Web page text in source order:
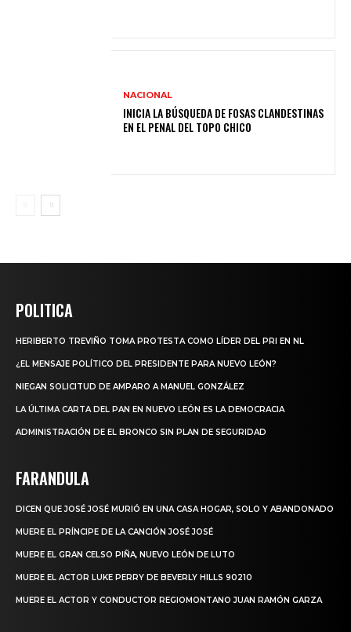
NACIONAL
INICIA LA BÚSQUEDA DE FOSAS CLANDESTINAS
EN EL PENAL DEL TOPO CHICO
POLITICA
HERIBERTO TREVIÑO TOMA PROTESTA COMO LÍDER DEL PRI EN NL
¿EL MENSAJE POLÍTICO DEL PRESIDENTE PARA NUEVO LEÓN?
NIEGAN SOLICITUD DE AMPARO A MANUEL GONZÁLEZ
LA ÚLTIMA CARTA DEL PAN EN NUEVO LEÓN ES LA DEMOCRACIA
ADMINISTRACIÓN DE EL BRONCO SIN PLAN DE SEGURIDAD
FARANDULA
DICEN QUE JOSÉ JOSÉ MURIÓ EN UNA CASA HOGAR, SOLO Y ABANDONADO
MUERE EL PRÍNCIPE DE LA CANCIÓN JOSÉ JOSÉ
MUERE EL GRAN CELSO PIÑA, NUEVO LEÓN DE LUTO
MUERE EL ACTOR LUKE PERRY DE BEVERLY HILLS 90210
MUERE EL ACTOR Y CONDUCTOR REGIOMONTANO JUAN RAMÓN GARZA